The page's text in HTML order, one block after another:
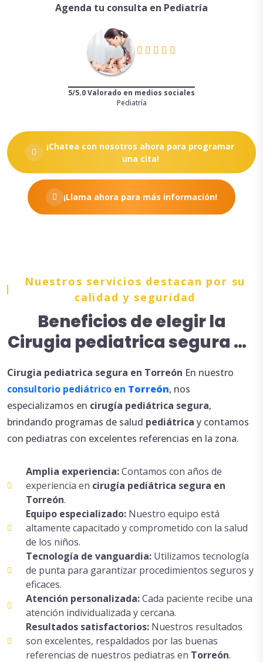
Agenda tu consulta en Pediatría
5/5.0 Valorado en medios sociales
Pediatría
¡Chatea con nosotros ahora para programar
una cita!
¡Llama ahora para más información!
Nuestros servicios destacan por su
calidad y seguridad
Beneficios de elegir la
Cirugia pediatrica segura en
Cirugia pediatrica segura en Torreón En nuestro
consultorio pediátrico en Torreón, nos
especializamos en cirugía pediátrica segura,
brindando programas de salud pediátrica y contamos
con pediatras con excelentes referencias en la zona.
Amplia experiencia:Contamos con años de
experiencia en cirugía pediátrica segura en
Torreón.
Equipo especializado: Nuestro equipo está
altamente capacitado y comprometido con la salud
de los niños.
Tecnología de vanguardia: Utilizamos tecnología
de punta para garantizar procedimientos seguros y
eficaces.
Atención personalizada:Cada paciente recibe una
atención individualizada y cercana.
Resultados satisfactorios: Nuestros resultados
son excelentes, respaldados por las buenas
referencias de nuestros pediatras en Torreón.